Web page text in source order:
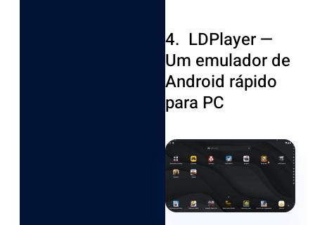
4. LDPlayer —
Um emulador de
Android rápido
para PC